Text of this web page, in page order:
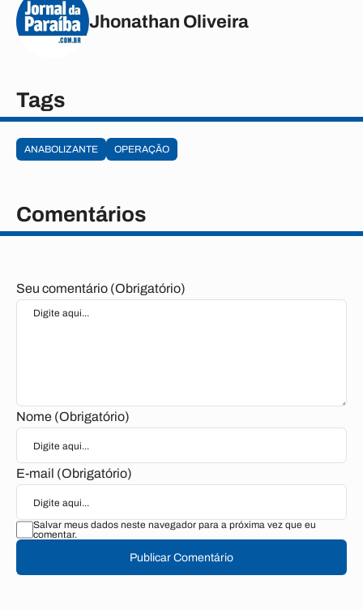
Jhonathan Oliveira
Tags
ANABOLIZANTE OPERAÇÃO
Comentários
Seu comentário (Obrigatório)
Nome (Obrigatório)
E-mail (Obrigatório)
Salvar meus dados neste navegador para a próxima vez que eu
comentar.
Publicar Comentário